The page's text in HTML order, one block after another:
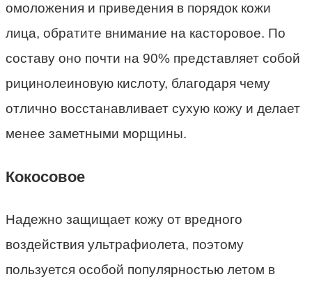
омоложения и приведения в порядок кожи
лица, обратите внимание на касторовое. По
составу оно почти на 90% представляет собой
рицинолеиновую кислоту, благодаря чему
отлично восстанавливает сухую кожу и делает
менее заметными морщины.
Кокосовое
Надежно защищает кожу от вредного
воздействия ультрафиолета, поэтому
пользуется особой популярностью летом в